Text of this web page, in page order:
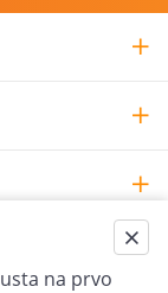
na prvo